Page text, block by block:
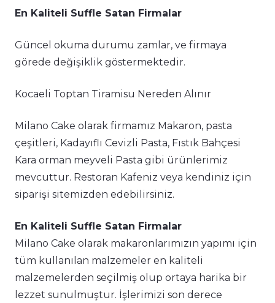
En Kaliteli Suffle Satan Firmalar
Güncel okuma durumu zamlar, ve firmaya
görede değişiklik göstermektedir.
Kocaeli Toptan Tiramisu Nereden Alınır
Milano Cake olarak firmamız Makaron, pasta
çeşitleri, Kadayıflı Cevizli Pasta, Fıstık Bahçesi
Kara orman meyveli Pasta gibi ürünlerimiz
mevcuttur. Restoran Kafeniz veya kendiniz için
siparişi sitemizden edebilirsiniz.
En Kaliteli Suffle Satan Firmalar
Milano Cake olarak makaronlarımızın yapımı için
tüm kullanılan malzemeler en kaliteli
malzemelerden seçilmiş olup ortaya harika bir
lezzet sunulmuştur. İşlerimizi son derece